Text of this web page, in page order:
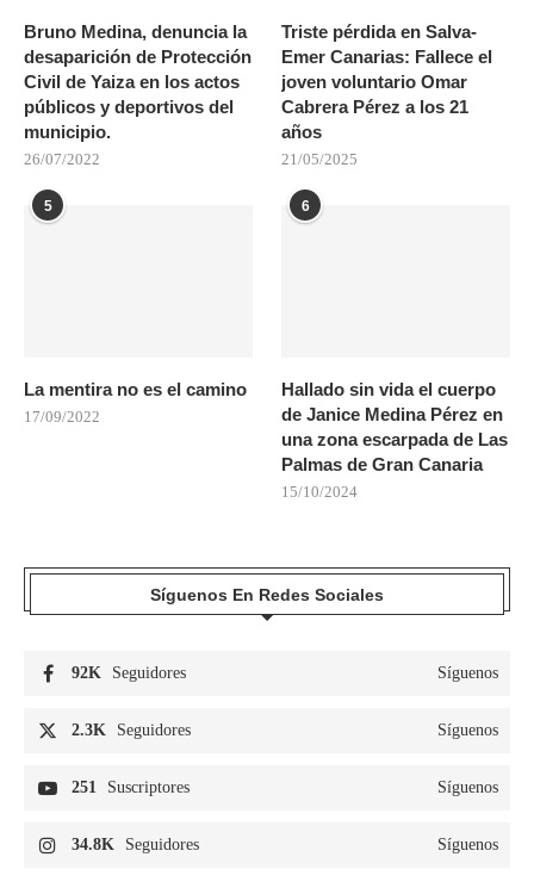
Bruno Medina, denuncia la
desaparición de Protección
Civil de Yaiza en los actos
públicos y deportivos del
municipio.
26/07/2022
Triste pérdida en Salva-
Emer Canarias: Fallece el
joven voluntario Omar
Cabrera Pérez a los 21
años
21/05/2025
5
La mentira no es el camino
17/09/2022
6
Hallado sin vida el cuerpo
de Janice Medina Pérez en
una zona escarpada de Las
Palmas de Gran Canaria
15/10/2024
Síguenos En Redes Sociales
92K Seguidores Síguenos
2.3K Seguidores Síguenos
251 Suscriptores Síguenos
34.8K Seguidores Síguenos